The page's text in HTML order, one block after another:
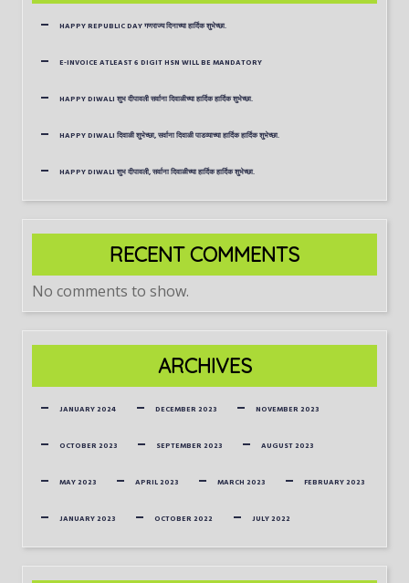
HAPPY REPUBLIC DAY गणराज्य दिनाच्या हार्दिक शुभेच्छा.
E-INVOICE ATLEAST 6 DIGIT HSN WILL BE MANDATORY
HAPPY DIWALI शुभ दीपावली सर्वाना दिवाळीच्या हार्दिक हार्दिक शुभेच्छा.
HAPPY DIWALI दिवाळी शुभेच्छा, सर्वाना दिवाळी पाडव्याच्या हार्दिक हार्दिक शुभेच्छा.
HAPPY DIWALI शुभ दीपावली, सर्वाना दिवाळीच्या हार्दिक हार्दिक शुभेच्छा.
RECENT COMMENTS
No comments to show.
ARCHIVES
JANUARY 2024 DECEMBER 2023 NOVEMBER 2023
OCTOBER 2023 SEPTEMBER 2023 AUGUST 2023
MAY 2023 APRIL 2023 MARCH 2023 FEBRUARY 2023
JANUARY 2023 OCTOBER 2022 JULY 2022